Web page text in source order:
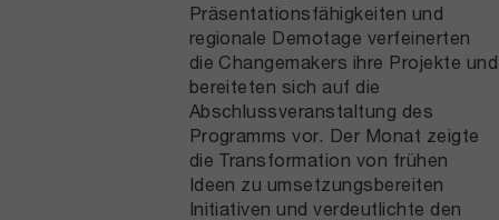
Präsentationsfähigkeiten und
regionale Demotage verfeinerten
die Changemakers ihre Projekte und
bereiteten sich auf die
Abschlussveranstaltung des
Programms vor. Der Monat zeigte
die Transformation von frühen
Ideen zu umsetzungsbereiten
Initiativen und verdeutlichte den